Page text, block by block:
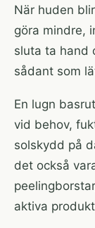
När huden
göra mindre,
sluta ta hand
sådant som
En lugn
vid behov,
solskydd på
det också
aktiva